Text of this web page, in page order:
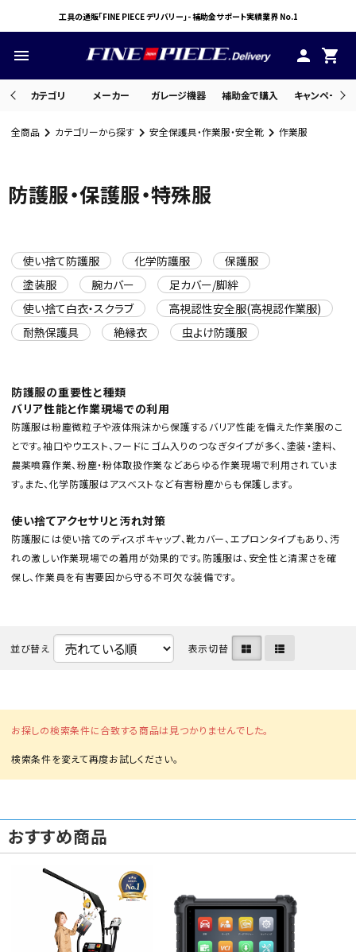
工具の通販「FINE PIECE デリバリー」- 補助金サポート実績業界 No.1
menu person shopping_cart
カテゴリ メーカー ガレージ機器 補助金で購入 キャンペーン
meeting_room ログイン person 会員登録
カテゴリから選ぶ
メーカーから選ぶ
ガレージ機器
全商品 カテゴリーから探す 安全保護具・作業服・安全靴 作業服
防護服・保護服・特殊服
使い捨て防護服 化学防護服
保護服
塗装服
腕カバー
足カバー/脚絆
使い捨て白衣・スクラブ
高視認性安全服(高視認作業服)
耐熱保護具
絶縁衣 虫よけ防護服
防護服の重要性と種類
バリア性能と作業現場での利用
防護服は粉塵微粒子や液体飛沫から保護するバリア性能を備えた作業服のこ
とです。袖口やウエスト、フードにゴム入りのつなぎタイプが多く、塗装・塗料、
農薬噴霧作業、粉塵・粉体取扱作業などあらゆる作業現場で利用されていま
す。また、化学防護服はアスベストなど有害粉塵からも保護します。
使い捨てアクセサリと汚れ対策
防護服には使い捨てのディスポキャップ、靴カバー、エプロンタイプもあり、汚
れの激しい作業現場での着用が効果的です。防護服は、安全性と清潔さを確
保し、作業員を有害要因から守る不可欠な装備です。
並び替え 表示切替
お探しの検索条件に合致する商品は見つかりませんでした。
おすすめ商品